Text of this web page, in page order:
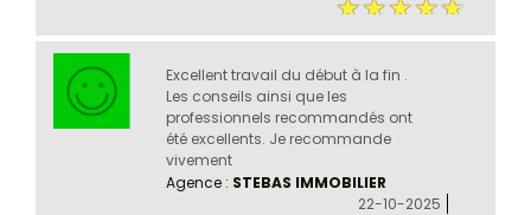
Excellent travail du début à la fin .
Les conseils ainsi que les
professionnels recommandés ont
été excellents. Je recommande
vivement
Agence : STEBAS IMMOBILIER
22-10-2025